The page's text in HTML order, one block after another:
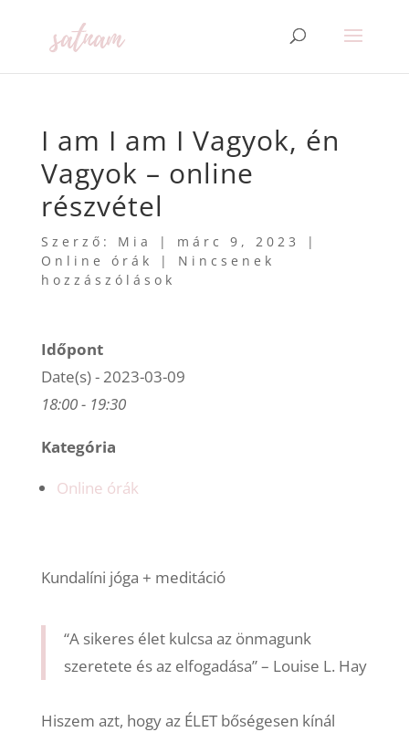
I am I am I Vagyok, én
Vagyok – online
részvétel
Szerző: Mia | márc 9, 2023
|
Online órák
| Nincsenek
hozzászólások
Időpont
Date(s) - 2023-03-09
18:00 - 19:30
Kategória
Online órák
Kundalíni jóga + meditáció
“A sikeres élet kulcsa az önmagunk
szeretete és az elfogadása” – Louise L. Hay
Hiszem azt, hogy az ÉLET bőségesen kínál